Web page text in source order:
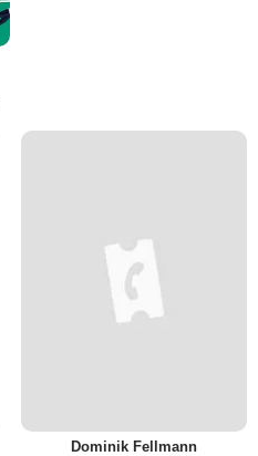
Dominik Fellmann